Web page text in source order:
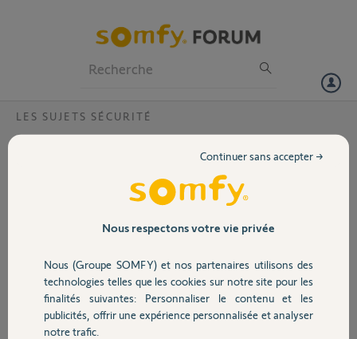
Volet
Sécurité
Domotique
LES SUJETS SÉCURITÉ
perte capot de badge de désactivation
je viens de perdre le capot de mes 2 badges de désactivation ainsi que
Il semblerait que tous les utilisateurs aient le même problème.
herve G.
il y a presque 7 ans
Participer au fil de discussion
Nous respectons votre vie privée
Nous (Groupe SOMFY) et nos partenaires utilisons des
technologies telles que les cookies sur notre site pour les
finalités suivantes: Personnaliser le contenu et les
publicités, offrir une expérience personnalisée et analyser
notre trafic.
Continuer sans accepter →